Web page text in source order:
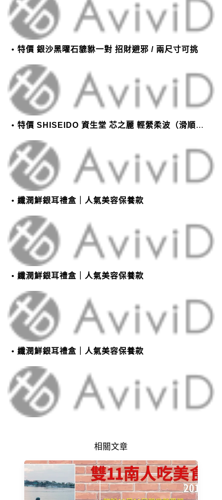
特價 銀沙黑曜石貔貅一對 招財避邪 / 兩尺寸可挑
特價 SHISEIDO 資生堂 芯之麗 輕縈柔波（滑順潤澤）護髮乳 1000g
纖潤鮮銀耳禮盒｜人氣美容保養款
纖潤鮮銀耳禮盒｜人氣美容保養款
纖潤鮮銀耳禮盒｜人氣美容保養款
相關文章